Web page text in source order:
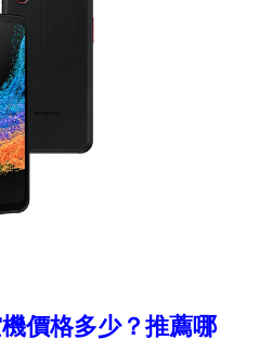
價格多少？推薦哪